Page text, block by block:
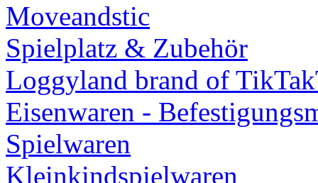
Moveandstic
Spielplatz & Zubehör
Loggyland brand of
Eisenwaren -
Spielwaren
Kleinkindspielwaren